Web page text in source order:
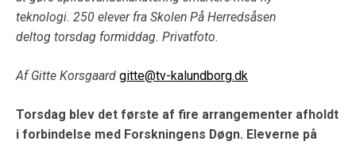
teknologi. 250 elever fra Skolen På Herredsåsen
deltog torsdag formiddag. Privatfoto.
Af Gitte Korsgaard gitte@tv-kalundborg.dk
Torsdag blev det første af fire arrangementer afholdt
i forbindelse med Forskningens Døgn. Eleverne på